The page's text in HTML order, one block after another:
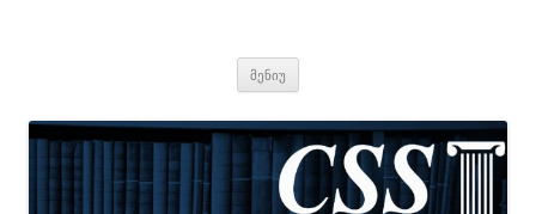
მენიუ